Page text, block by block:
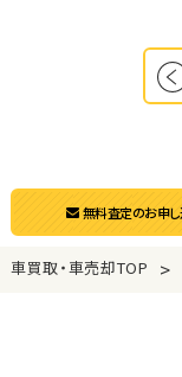
無料査定のお申
車買取・車売却TOP >